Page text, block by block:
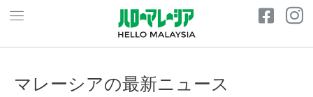
マレーシアの最新ニュース